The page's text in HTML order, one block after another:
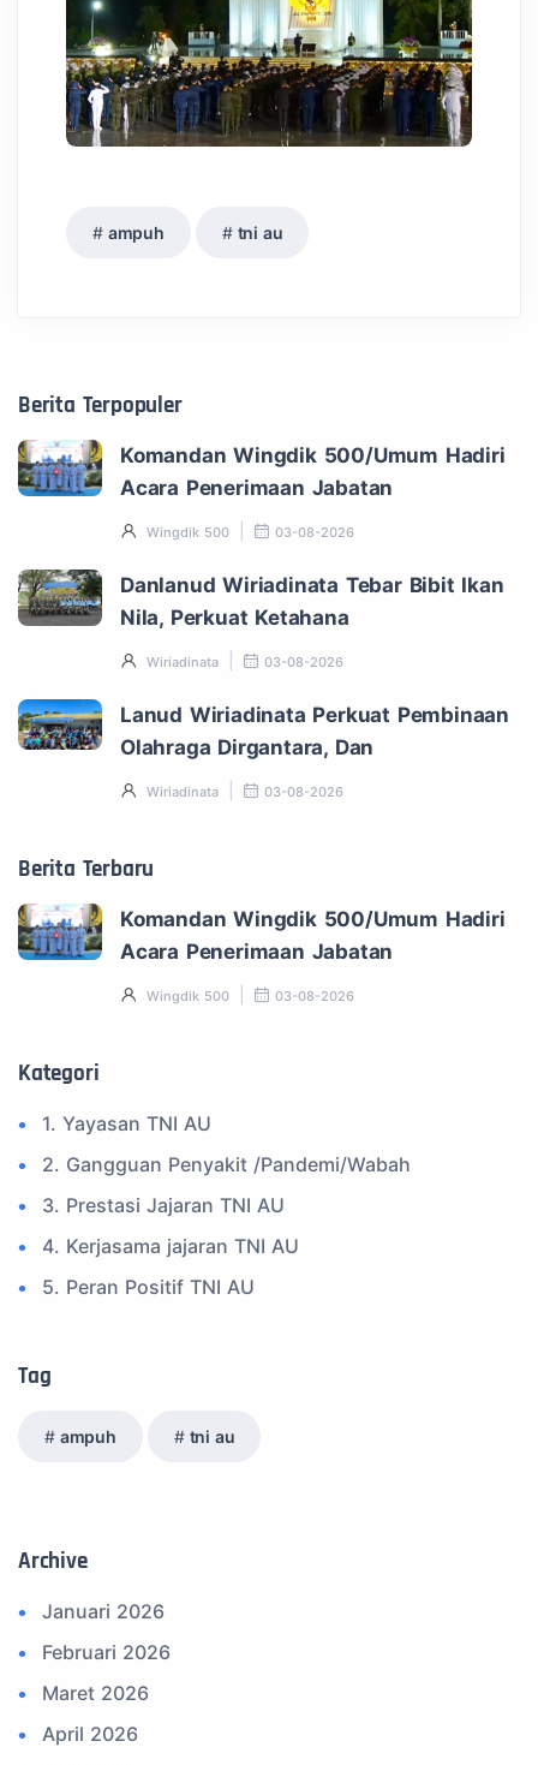
ampuh tni au
Berita Terpopuler
Komandan Wingdik 500/Umum Hadiri
Acara Penerimaan Jabatan
Wingdik 500 03-08-2026
Danlanud Wiriadinata Tebar Bibit Ikan
Nila, Perkuat Ketahana
Wiriadinata 03-08-2026
Lanud Wiriadinata Perkuat Pembinaan
Olahraga Dirgantara, Dan
Wiriadinata 03-08-2026
Berita Terbaru
Komandan Wingdik 500/Umum Hadiri
Acara Penerimaan Jabatan
Wingdik 500 03-08-2026
Kategori
1. Yayasan TNI AU
2. Gangguan Penyakit /Pandemi/Wabah
3. Prestasi Jajaran TNI AU
4. Kerjasama jajaran TNI AU
5. Peran Positif TNI AU
7. Spam Bukan Berita TNI
9. Tni au
12. Federasi Aero Sport Indonesia
13. Satuan Karya Dirgantara - Pramuka
14. Komite Olahraga Militer Indonesia (komi)
15. Upacara
16. Sertijab
Tag
ampuh tni au
Archive
Januari 2026
Februari 2026
Maret 2026
April 2026